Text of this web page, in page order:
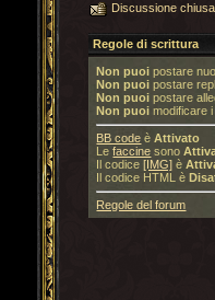
Discussione chiusa
Regole di scrittura
Non puoi postare
Non puoi postare
Non puoi postare
Non puoi modificare
BB code èAttivato
Lefaccine sono
Il codice[IMG] è
Il codice HTML è
Regole del forum